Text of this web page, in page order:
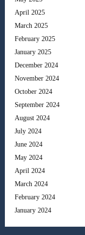
April 2025
March 2025
February 2025
January 2025
December 2024
November 2024
October 2024
September 2024
August 2024
July 2024
June 2024
May 2024
April 2024
March 2024
February 2024
January 2024